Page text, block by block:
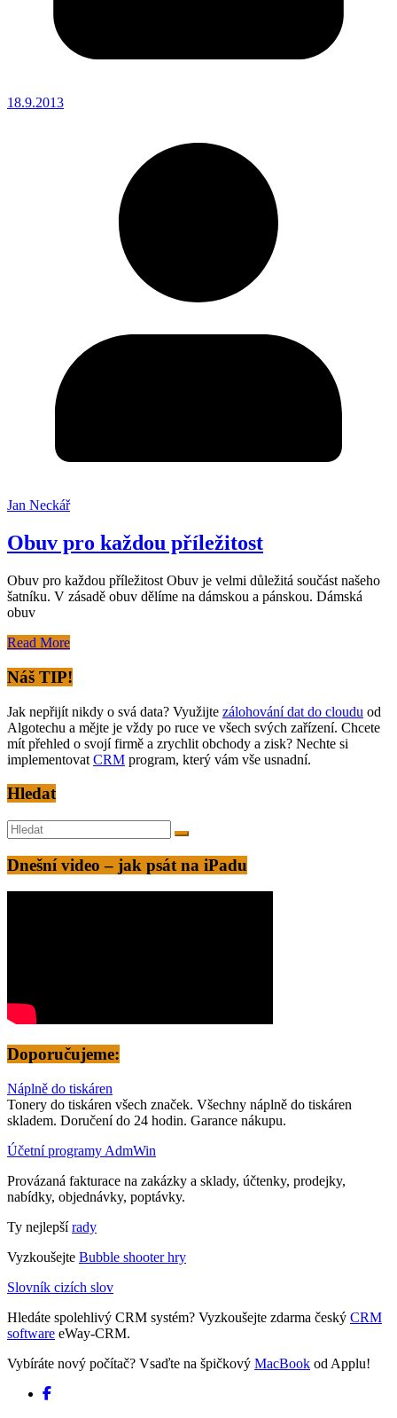
18.9.2013
Jan Neckář
Obuv pro každou příležitost
Obuv pro každou příležitost Obuv je velmi důležitá součást našeho
šatníku. V zásadě obuv dělíme na dámskou a pánskou. Dámská
obuv
Read More
Náš TIP!
Jak nepřijít nikdy o svá data? Využijte zálohování dat do cloudu od
Algotechu a mějte je vždy po ruce ve všech svých zařízení. Chcete
mít přehled o svojí firmě a zrychlit obchody a zisk? Nechte si
implementovat CRM program, který vám vše usnadní.
Hledat
Dnešní video – jak psát na iPadu
Doporučujeme:
Náplně do tiskáren
Tonery do tiskáren všech značek. Všechny náplně do tiskáren
skladem. Doručení do 24 hodin. Garance nákupu.
Účetní programy AdmWin
Provázaná fakturace na zakázky a sklady, účtenky, prodejky,
nabídky, objednávky, poptávky.
Ty nejlepšírady
Vyzkoušejte Bubble shooter hry
Slovník cizích slov
Hledáte spolehlivý CRM systém? Vyzkoušejte zdarma český CRM
software eWay-CRM.
Vybíráte nový počítač? Vsaďte na špičkový MacBook od Applu!